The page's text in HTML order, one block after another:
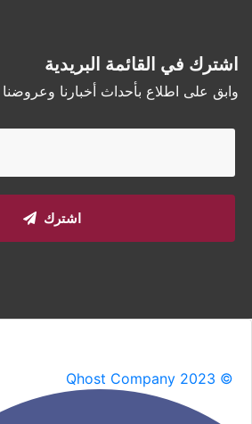
اشترك في القائمة البريدية
وابق على اطلاع بأحداث أخبارنا وعروضنا
اشترك
Qhost Company 2023 ©